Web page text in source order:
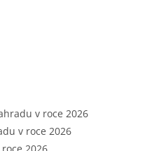
v roce 2026
v roce 2026